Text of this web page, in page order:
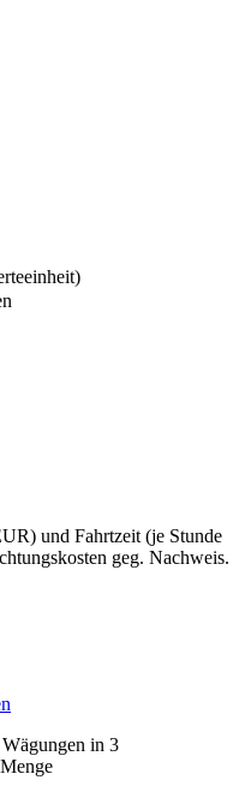
und Fahrtzeit (je Stunde
geg. Nachweis.
in 3